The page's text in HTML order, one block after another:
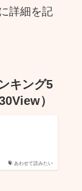
詳細を記
キング5
）
あわせて読みたい